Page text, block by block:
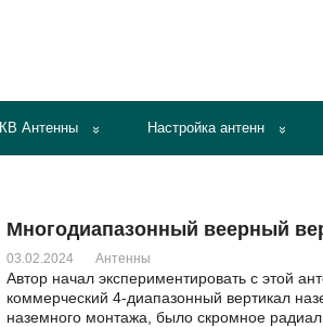
КВ Антенны Настройка антенн
Многодиапазонный веерный
03.02.2024 Антенны
Автор начал экспериментировать с этой
коммерческий 4-диапазонный вертикал
наземного монтажа, было скромное